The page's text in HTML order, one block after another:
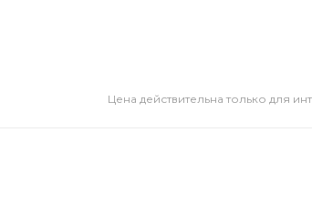
Цена действительна только для